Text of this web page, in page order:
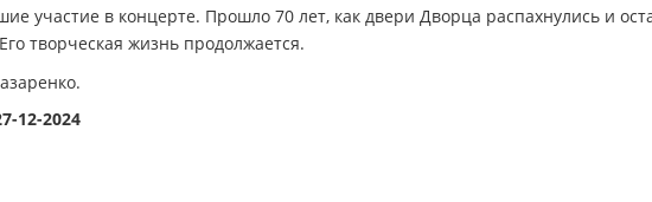
участие в концерте. Прошло 70 лет, как двери Дворца распахнулись и
творческая жизнь продолжается.
12-2024